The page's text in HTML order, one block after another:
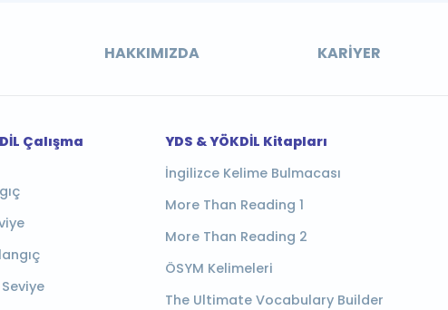
HAKKIMIZDA KARIYER
Çalışma
Seviye
YDS & YÖKDİL Kitapları
İngilizce Kelime Bulmacası
More Than Reading 1
More Than Reading 2
ÖSYM Kelimeleri
The Ultimate Vocabulary Builder